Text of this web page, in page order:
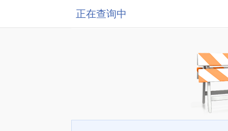
正在查询中